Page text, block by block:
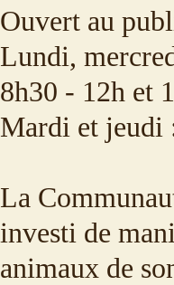
Ouvert au
Lundi,
8h30 - 12h et
Mardi et jeudi
La
investi de
animaux de